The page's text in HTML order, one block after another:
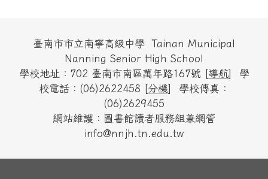
頁尾區域內容
臺南市市立南寧高級中學 Tainan Municipal
Nanning Senior High School
學校地址：702 臺南市南區萬年路167號 [導航] 學
校電話：(06)2622458 [分機] 學校傳真：
(06)2629455
網站維護：圖書館讀者服務組兼網管
info@nnjh.tn.edu.tw